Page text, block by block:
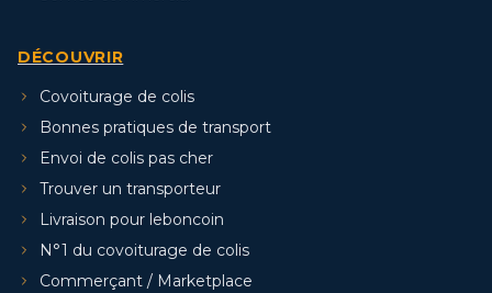
DÉCOUVRIR
Covoiturage de colis
Bonnes pratiques de transport
Envoi de colis pas cher
Trouver un transporteur
Livraison pour leboncoin
N°1 du covoiturage de colis
Commerçant / Marketplace